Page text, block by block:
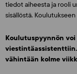
tiedot aiheesta ja rooli
sisällöstä.
Koulutuspyynnön
vähintään kolme